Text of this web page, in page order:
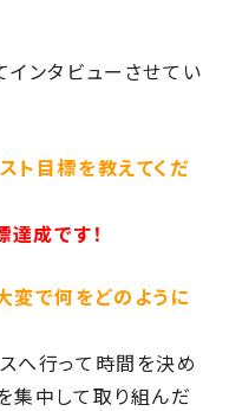
ンタビューさせてい
ト目標を教えてくだ
成です！
変で何をどのように
へ行って時間を決め
集中して取り組んだ